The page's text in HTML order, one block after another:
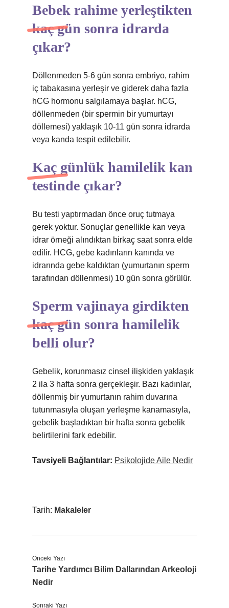
Bebek rahime yerleştikten
kaç gün sonra idrarda
çıkar?
Döllenmeden 5-6 gün sonra embriyo, rahim
iç tabakasına yerleşir ve giderek daha fazla
hCG hormonu salgılamaya başlar. hCG,
döllenmeden (bir spermin bir yumurtayı
döllemesi) yaklaşık 10-11 gün sonra idrarda
veya kanda tespit edilebilir.
Kaç günlük hamilelik kan
testinde çıkar?
Bu testi yaptırmadan önce oruç tutmaya
gerek yoktur. Sonuçlar genellikle kan veya
idrar örneği alındıktan birkaç saat sonra elde
edilir. HCG, gebe kadınların kanında ve
idrarında gebe kaldıktan (yumurtanın sperm
tarafından döllenmesi) 10 gün sonra görülür.
Sperm vajinaya girdikten
kaç gün sonra hamilelik
belli olur?
Gebelik, korunmasız cinsel ilişkiden yaklaşık
2 ila 3 hafta sonra gerçekleşir. Bazı kadınlar,
döllenmiş bir yumurtanın rahim duvarına
tutunmasıyla oluşan yerleşme kanamasıyla,
gebelik başladıktan bir hafta sonra gebelik
belirtilerini fark edebilir.
Tavsiyeli Bağlantılar: Psikolojide Aile Nedir
Tarih: Makaleler
Önceki Yazı
Tarihe Yardımcı Bilim Dallarından Arkeoloji
Nedir
Sonraki Yazı